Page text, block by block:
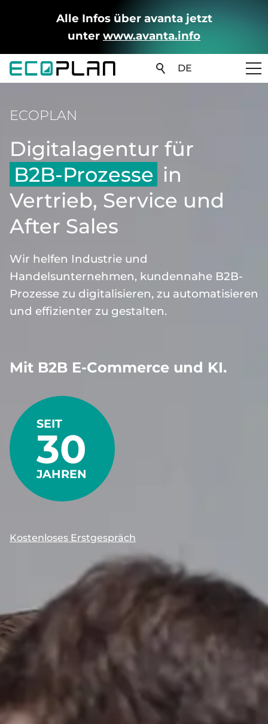
Alle Infos über avanta jetzt
unter www.avanta.info
DE
ECOPLAN
Digitalagentur für
B2B-Prozesse in
Vertrieb, Service und
After Sales
Wir helfen Industrie und
Handelsunternehmen, kundennahe B2B-
Prozesse zu digitalisieren, zu automatisieren
und effizienter zu gestalten.
Mit B2B E-Commerce und KI.
SEIT
30
JAHREN
Kostenloses Erstgespräch